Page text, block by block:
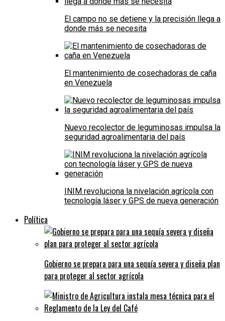
El campo no se detiene y la precisión llega a
donde más se necesita
El mantenimiento de cosechadoras de caña
en Venezuela
Nuevo recolector de leguminosas impulsa la
seguridad agroalimentaria del país
INIM revoluciona la nivelación agrícola con
tecnología láser y GPS de nueva generación
Política
Gobierno se prepara para una sequía severa y diseña plan
para proteger al sector agrícola